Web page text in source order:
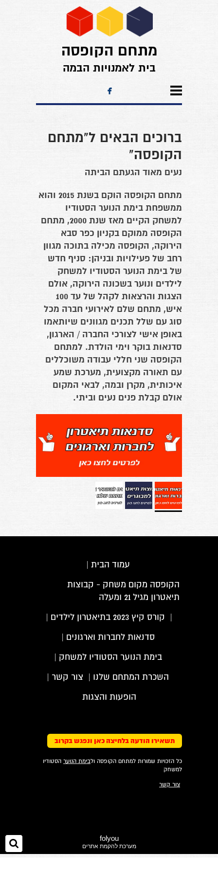
מתחם הקופסה
בית לאמנויות הבמה

ברוכים הבאים ל"מתחם
הקופסה"
נעים מאוד הגעתם הביתה
מתחם הקופסה הוקם בשנת 2015 והוא
ממשפחת בימת הנוער הסטודיו
למשחק הקיים מאז שנת 2000, מתחם
הקופסה ממוקם בקניון כפר סבא
הירוקה, הקופסה מכילה בתוכה מגוון
רחב של פעילויות ובניהן: סניף חדש
של בימת הנוער הסטודיו למשחק
לילדים ונוער בשכונה הירוקה, אולם
הצגות והרצאות לקהל של עד 100
איש, מתחם שלם לאירועי חברה מכל
סוג עם שלל תכנים מגוונים שיותאמו
באופן אישי לצורכי החברה / הארגון,
סדנאות בוקר וימי הולדת. למתחם
הקופסה שני חללי עבודה משוכללים
עם תאורה מקצועית, מערכת שמע
איכותית, מקרן ובמה, לבאי המקום
אולם קבלת פנים נעים וביתי.
עמוד הבית |
הקופסה מקום משחק - קבוצות
תיאטרון מגיל 21 ומעלה
| קורס קיץ 2023 בתיאטרון לילדים
|
סדנאות לחברות וארגונים |
בימת הנוער הסטודיו למשחק |
השכרת המתחם שלנו | צור קשר |
הופעות והצגות
תשאירו הודעה בלחיצה כאן ונפגש בקרוב
כל הזכויות שמורות למתחם הקופסה ולבימת הנוער הסטודיו
למשחק
צור קשר
folyou
מערכת להקמת אתרים